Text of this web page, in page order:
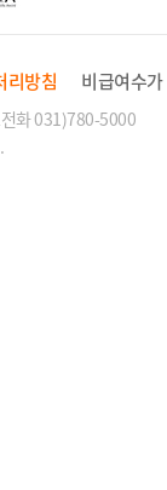
리방침 비급여수가
화 031)780-5000